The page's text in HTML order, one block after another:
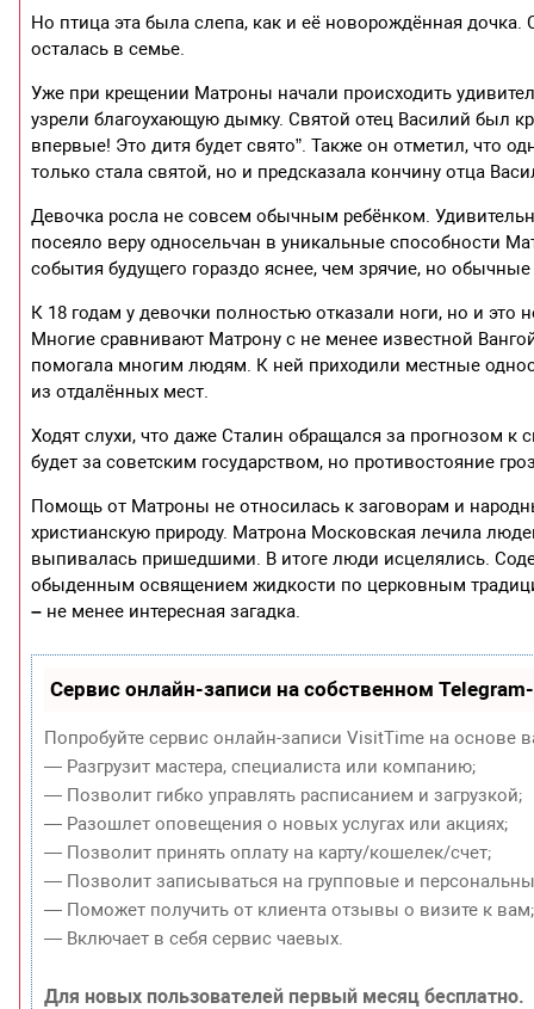
Но птица эта была слепа, как и её новорождённая
осталась в семье.
Уже при крещении Матроны начали происходить
узрели благоухающую дымку. Святой отец Василий был
впервые! Это дитя будет свято”. Также он отметил, что
только стала святой, но и предсказала кончину отца
Девочка росла не совсем обычным ребёнком.
посеяло веру односельчан в уникальные способности
события будущего гораздо яснее, чем зрячие, но
К 18 годам у девочки полностью отказали ноги, но и
Многие сравнивают Матрону с не менее известной
помогала многим людям. К ней приходили местные
из отдалённых мест.
Ходят слухи, что даже Сталин обращался за прогнозом к
будет за советским государством, но противостояние
Помощь от Матроны не относилась к заговорам и
христианскую природу. Матрона Московская лечила
выпивалась пришедшими. В итоге люди исцелялись.
обыденным освящением жидкости по церковным
– не менее интересная загадка.
Сервис онлайн-записи на собственном
Попробуйте сервис онлайн-записи VisitTime на основе
— Разгрузит мастера, специалиста или компанию;
— Позволит гибко управлять расписанием и загрузкой;
— Разошлет оповещения о новых услугах или акциях;
— Позволит принять оплату на карту/кошелек/счет;
— Позволит записываться на групповые и
— Поможет получить от клиента отзывы о визите к вам;
— Включает в себя сервис чаевых.
Для новых пользователей первый месяц бесплатно.